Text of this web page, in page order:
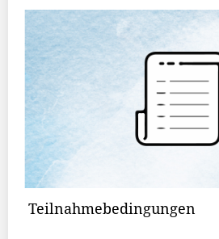
Teilnahmebedingungen